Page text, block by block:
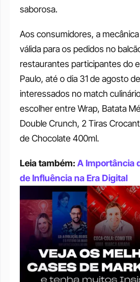
saborosa.
Aos consumidores, a
válida para os pedidos no
restaurantes participantes do
Paulo, até o dia 31 de agosto
interessados no match
escolher entre Wrap, Batata
Double Crunch, 2 Tiras
de Chocolate 400ml.
Leia também: A Importância
de Influência na Era Digital